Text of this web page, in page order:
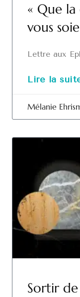
« Que
vous
Lettre aux
Lire la
Mélanie
Sortir